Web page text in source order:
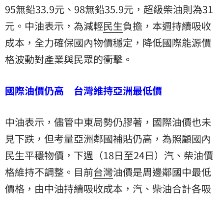
95無鉛33.9元、98無鉛35.9元，超級柴油則為31
元。中油表示，為減輕民生負擔，本週持續吸收
成本，全力確保國內物價穩定，降低國際能源價
格波動對產業與民眾的衝擊。
國際油價仍高 台灣維持亞洲最低價
中油表示，儘管中東局勢仍膠著，國際油價也未
見下跌，但考量亞洲鄰國補貼仍高，為照顧國內
民生平穩物價，下週（18日至24日）汽、柴油價
格維持不調整。目前台灣油價是周邊鄰國中最低
價格，由中油持續吸收成本，汽、柴油合計各吸